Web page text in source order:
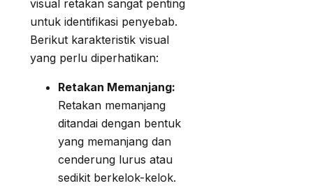
visual retakan sangat penting
untuk identifikasi penyebab.
Berikut karakteristik visual
yang perlu diperhatikan:
Retakan Memanjang:
Retakan memanjang
ditandai dengan bentuk
yang memanjang dan
cenderung lurus atau
sedikit berkelok-kelok.